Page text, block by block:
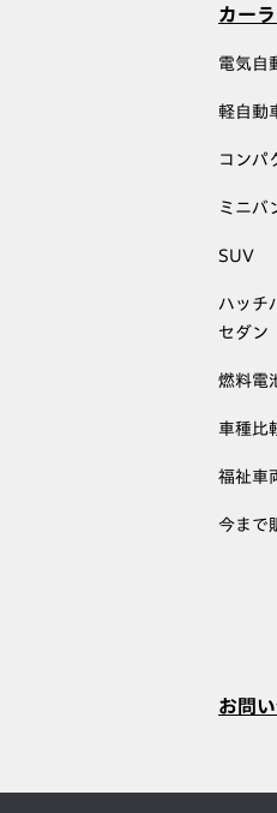
カー
電気自
軽自動
コンパ
ミニバ
SUV
ハッチ
セダン
燃料電
車種比
福祉車
今まで
お問